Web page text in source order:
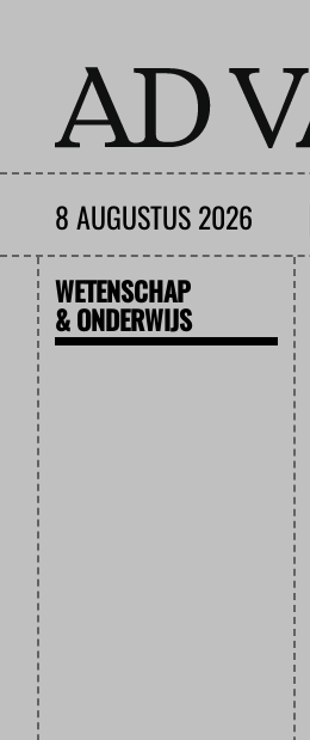
8 AUGUSTUS 2026
WETENSCHAP
& ONDERWIJS